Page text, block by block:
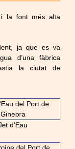
la font més alta
ja que es va
d’una fàbrica
la ciutat de
d’Eau